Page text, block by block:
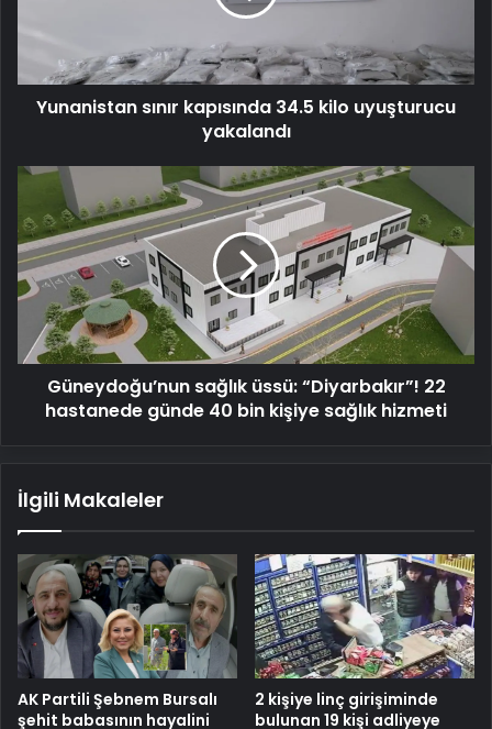
Yunanistan sınır kapısında 34.5 kilo uyuşturucu
yakalandı
Güneydoğu’nun
üssü:
“Diyarbakır”!
22
hastanede
günde
bin
kişiye
sağlık
Güneydoğu’nun sağlık üssü: “Diyarbakır”! 22
hastanede günde 40 bin kişiye sağlık hizmeti
İlgili Makaleler
AK Partili Şebnem Bursalı
şehit babasının hayalini
2 kişiye linç girişiminde
bulunan 19 kişi adliyeye